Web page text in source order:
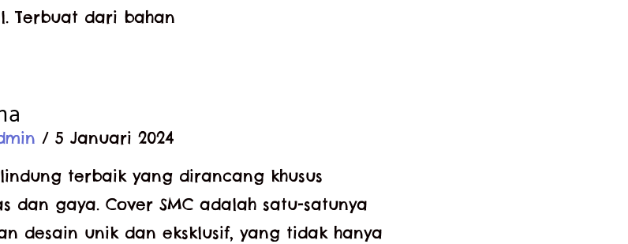
Terbuat dari bahan
/ 5 Januari 2024
terbaik yang dirancang khusus
dan gaya. Cover SMC adalah satu-satunya
desain unik dan eksklusif, yang tidak hanya